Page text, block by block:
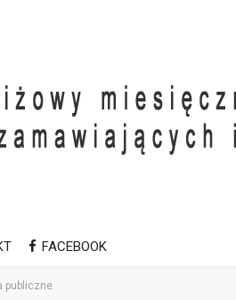
FACEBOOK
publiczne